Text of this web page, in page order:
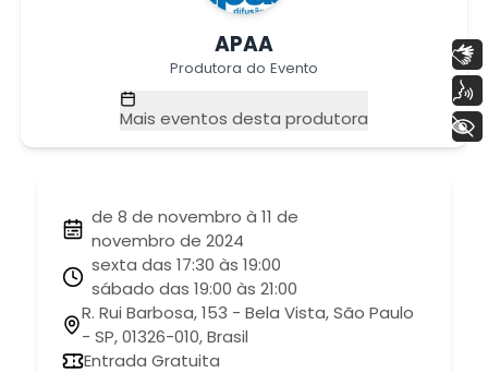
APAA
Produtora do Evento
Mais eventos desta produtora
de 8 de novembro à 11 de
novembro de 2024
sexta das 17:30 às 19:00
sábado das 19:00 às 21:00
R. Rui Barbosa, 153 - Bela Vista, São Paulo
- SP, 01326-010, Brasil
Entrada Gratuita
+ Acessibilidade